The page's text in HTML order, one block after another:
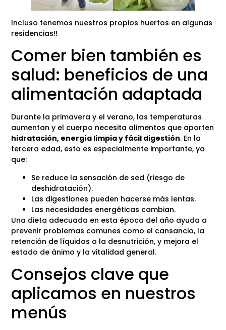
Incluso tenemos nuestros propios huertos en algunas
residencias!!
Comer bien también es
salud: beneficios de una
alimentación adaptada
Durante la primavera y el verano, las temperaturas
aumentan y el cuerpo necesita alimentos que aporten
hidratación, energía limpia y fácil digestión. En la
tercera edad, esto es especialmente importante, ya
que:
Se reduce la sensación de sed (riesgo de
deshidratación).
Las digestiones pueden hacerse más lentas.
Las necesidades energéticas cambian.
Una dieta adecuada en esta época del año ayuda a
prevenir problemas comunes como el cansancio, la
retención de líquidos o la desnutrición, y mejora el
estado de ánimo y la vitalidad general.
Consejos clave que
aplicamos en nuestros
menús